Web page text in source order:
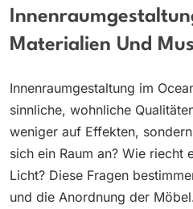
Materialien Und
Innenraumgestaltung im
sinnliche, wohnliche
weniger auf Effekten,
sich ein Raum an? Wie riecht
Licht? Diese Fragen
und die Anordnung der